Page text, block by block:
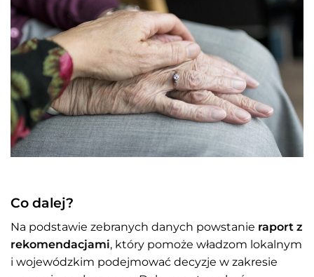
Co dalej?
Na podstawie zebranych danych powstanie raport z
rekomendacjami, który pomoże władzom lokalnym
i wojewódzkim podejmować decyzje w zakresie